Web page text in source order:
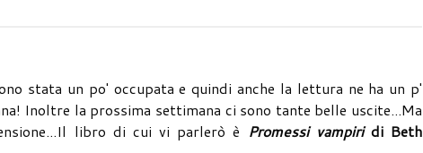
stata un po' occupata e quindi anche la lettura ne ha un p'
Inoltre la prossima settimana ci sono tante belle uscite...Ma
libro di cui vi parlerò è Promessi vampiridi Beth